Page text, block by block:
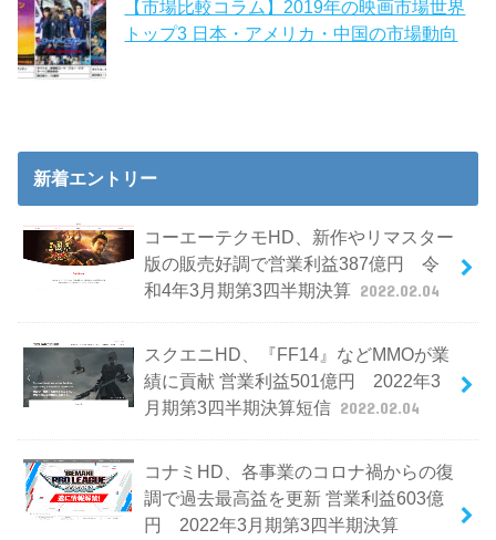
【市場比較コラム】2019年の映画市場世界
トップ3 日本・アメリカ・中国の市場動向
新着エントリー
コーエーテクモHD、新作やリマスター
版の販売好調で営業利益387億円 令
和4年3月期第3四半期決算 2022.02.04
スクエニHD、『FF14』などMMOが業
績に貢献 営業利益501億円 2022年3
月期第3四半期決算短信 2022.02.04
コナミHD、各事業のコロナ禍からの復
調で過去最高益を更新 営業利益603億
円 2022年3月期第3四半期決算